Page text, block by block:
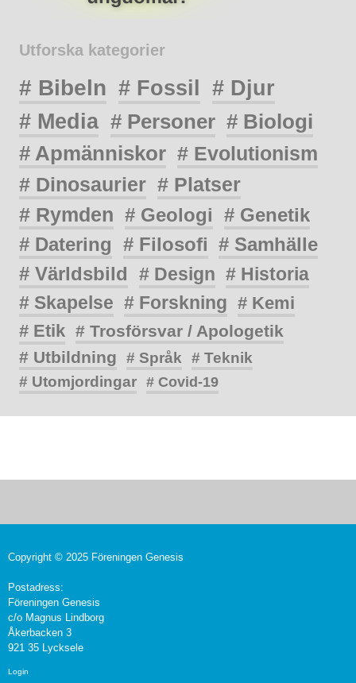
Utforska kategorier
# Bibeln # Fossil
# Djur
# Media # Personer # Biologi
# Apmänniskor # Evolutionism
# Dinosaurier # Platser
# Rymden # Geologi # Genetik
# Datering # Filosofi # Samhälle
# Världsbild
# Design # Historia
# Skapelse # Forskning # Kemi
# Etik # Trosförsvar / Apologetik
# Utbildning
# Språk
# Teknik
# Utomjordingar # Covid-19
Copyright © 2025 Föreningen Genesis
Postadress:
Föreningen Genesis
c/o Magnus Lindborg
Åkerbacken 3
921 35 Lycksele
Login